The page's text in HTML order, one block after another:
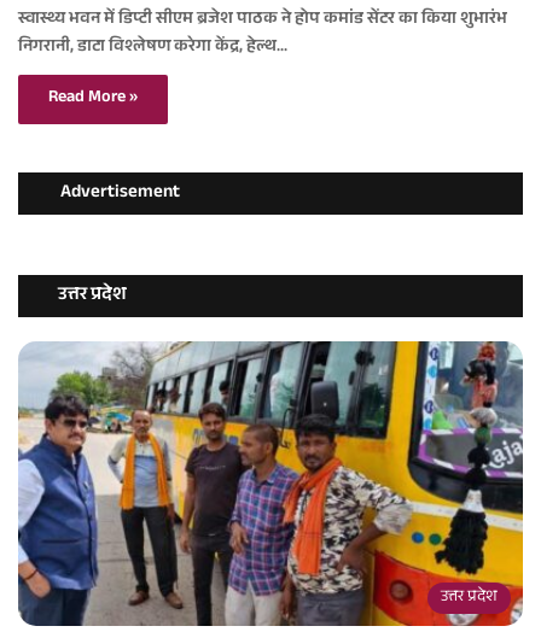
स्वास्थ्य भवन में डिप्टी सीएम ब्रजेश पाठक ने होप कमांड सेंटर का किया शुभारंभ
निगरानी, डाटा विश्लेषण करेगा केंद्र, हेल्थ…
Read More »
Advertisement
उत्तर प्रदेश
उत्तर प्रदेश